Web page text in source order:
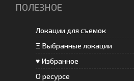
ПОЛЕЗНОЕ
Локации для съемок
Ξ Выбранные локации
♥ Избранное
О ресурсе